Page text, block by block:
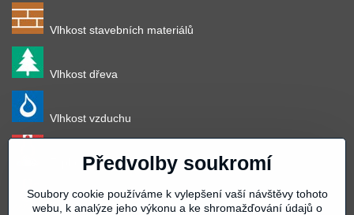
Vlhkost stavebních materiálů
Vlhkost dřeva
Vlhkost vzduchu
Teplota vzduchu
Teplota povrchu
Předvolby soukromí
Soubory cookie používáme k vylepšení vaší návštěvy tohoto
webu, k analýze jeho výkonu a ke shromažďování údajů o